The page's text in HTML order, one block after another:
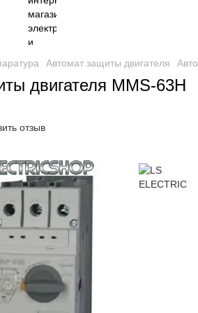
Автомат защиты двигателя
двигателя MMS-63H
отзыв